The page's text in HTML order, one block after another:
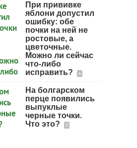
При прививке
яблони допустил
ошибку: обе
почки на ней не
ростовые, а
цветочные.
Можно ли сейчас
что-либо
исправить?
6
На болгарском
перце появились
выпуклые
черные точки.
Что это?
8